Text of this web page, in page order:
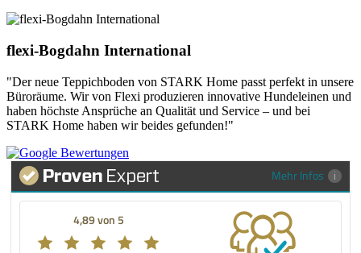
flexi-Bogdahn International
"Der neue Teppichboden von STARK Home passt perfekt in unsere
Büroräume. Wir von Flexi produzieren innovative Hundeleinen und
haben höchste Ansprüche an Qualität und Service – und bei
STARK Home haben wir beides gefunden!"
Mehr Infos
4,89 von 5